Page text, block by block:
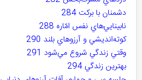
دشمنان با برکت 284
نابينايي‌هاي نفس امّاره 288
کوته‌انديشي و آرزوهاي بلند 290
وقتي زندگي شروع مي‌شود 291
بهترين زندگي 294